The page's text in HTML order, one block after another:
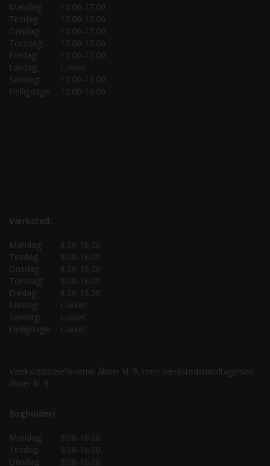
Mandag:
10.00-17.00
Tirsdag:
10.00-17.00
Onsdag:
10.00-17.00
Torsdag:
10.00-17.00
Fredag:
10.00-17.00
Lørdag:
Lukket
Søndag:
10.00-16.00
Helligdage:
10.00-16.00
Værksted:
Mandag:
8.00-16.00
Tirsdag:
8.00-16.00
Onsdag:
8.00-16.00
Torsdag:
8.00-16.00
Fredag:
8.00-15.30
Lørdag:
Lukket
Søndag:
Lukket
Helligdage:
Lukket
Værkstedstelefonerne åbner kl. 9, men værkstedsmodtagelsen
åbner kl. 8.
Bogholderi:
Mandag:
9.00-16.00
Tirsdag:
9.00-16.00
Onsdag:
9.00-16.00